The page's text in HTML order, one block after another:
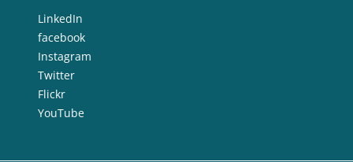
LinkedIn
facebook
Instagram
Twitter
Flickr
YouTube